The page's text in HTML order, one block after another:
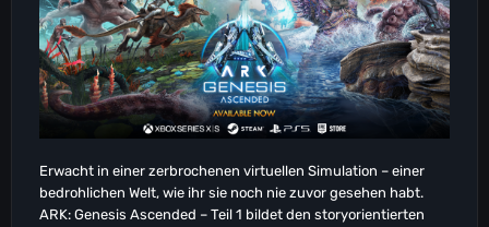
Erwacht in einer zerbrochenen virtuellen Simulation – einer
bedrohlichen Welt, wie ihr sie noch nie zuvor gesehen habt.
ARK: Genesis Ascended – Teil 1 bildet den storyorientierten